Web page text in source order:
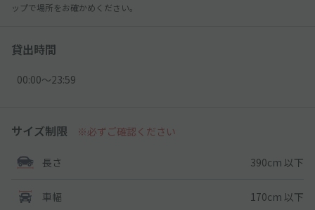
ップで場所をお確かめください。
貸出時間
00:00〜23:59
サイズ制限 ※必ずご確認ください
長さ 390cm 以下
車幅 170cm 以下